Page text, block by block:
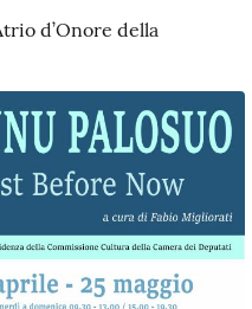
d’Onore della